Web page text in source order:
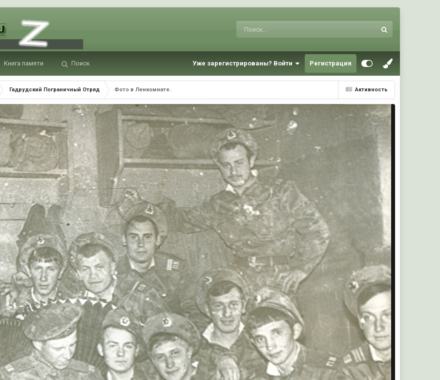
Книга памяти Поиск Уже зарегистрированы? Войти Регистрация
Активность
Гадрудский Пограничный Отряд Фото в Ленкомнате.